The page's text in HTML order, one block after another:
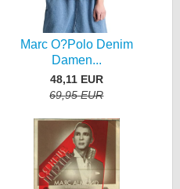
Marc O?Polo Denim
Damen...
48,11 EUR
69,95 EUR